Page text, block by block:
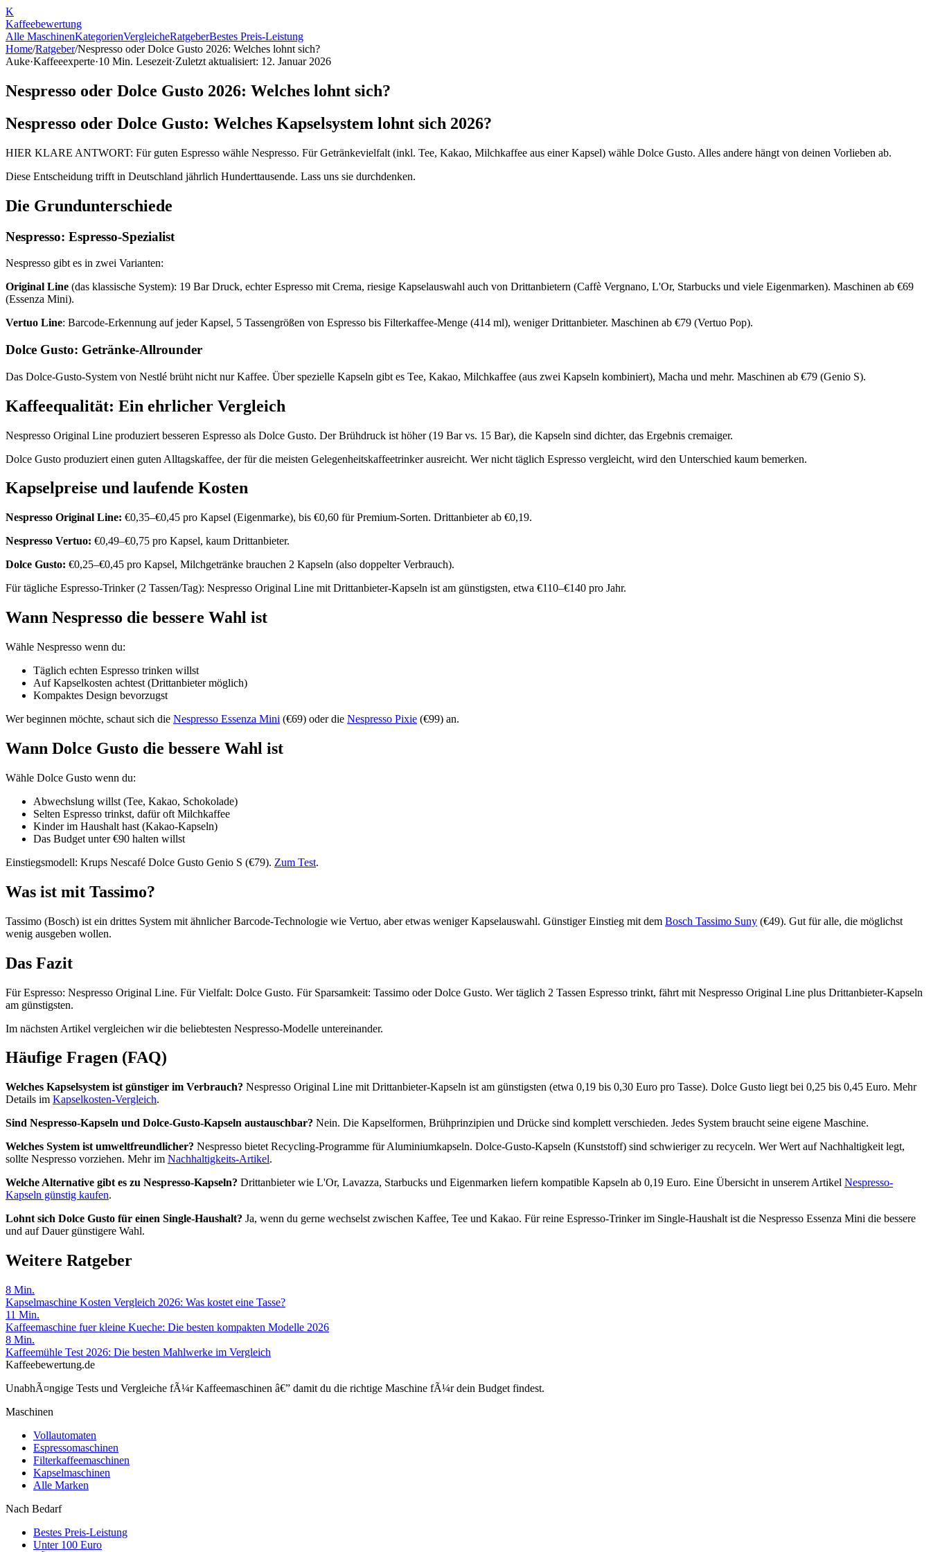
K
Kaffeebewertung
Alle MaschinenKategorienVergleicheRatgeberBestes Preis-Leistung
Home/Ratgeber/Nespresso oder Dolce Gusto 2026: Welches lohnt sich?
Auke·Kaffeeexperte·10 Min. Lesezeit·Zuletzt aktualisiert: 12. Januar 2026
Nespresso oder Dolce Gusto 2026: Welches lohnt sich?
Nespresso oder Dolce Gusto: Welches Kapselsystem lohnt sich 2026?
HIER KLARE ANTWORT: Für guten Espresso wähle Nespresso. Für Getränkevielfalt (inkl. Tee, Kakao, Milchkaffee aus einer Kapsel) wähle Dolce Gusto. Alles andere hängt von deinen Vorlieben ab.
Diese Entscheidung trifft in Deutschland jährlich Hunderttausende. Lass uns sie durchdenken.
Die Grundunterschiede
Nespresso: Espresso-Spezialist
Nespresso gibt es in zwei Varianten:
Original Line (das klassische System): 19 Bar Druck, echter Espresso mit Crema, riesige Kapselauswahl auch von Drittanbietern (Caffè Vergnano, L'Or, Starbucks und viele Eigenmarken). Maschinen ab €69
(Essenza Mini).
Vertuo Line: Barcode-Erkennung auf jeder Kapsel, 5 Tassengrößen von Espresso bis Filterkaffee-Menge (414 ml), weniger Drittanbieter. Maschinen ab €79 (Vertuo Pop).
Dolce Gusto: Getränke-Allrounder
Das Dolce-Gusto-System von Nestlé brüht nicht nur Kaffee. Über spezielle Kapseln gibt es Tee, Kakao, Milchkaffee (aus zwei Kapseln kombiniert), Macha und mehr. Maschinen ab €79 (Genio S).
Kaffeequalität: Ein ehrlicher Vergleich
Nespresso Original Line produziert besseren Espresso als Dolce Gusto. Der Brühdruck ist höher (19 Bar vs. 15 Bar), die Kapseln sind dichter, das Ergebnis cremaiger.
Dolce Gusto produziert einen guten Alltagskaffee, der für die meisten Gelegenheitskaffeetrinker ausreicht. Wer nicht täglich Espresso vergleicht, wird den Unterschied kaum bemerken.
Kapselpreise und laufende Kosten
Nespresso Original Line: €0,35–€0,45 pro Kapsel (Eigenmarke), bis €0,60 für Premium-Sorten. Drittanbieter ab €0,19.
Nespresso Vertuo: €0,49–€0,75 pro Kapsel, kaum Drittanbieter.
Dolce Gusto: €0,25–€0,45 pro Kapsel, Milchgetränke brauchen 2 Kapseln (also doppelter Verbrauch).
Für tägliche Espresso-Trinker (2 Tassen/Tag): Nespresso Original Line mit Drittanbieter-Kapseln ist am günstigsten, etwa €110–€140 pro Jahr.
Wann Nespresso die bessere Wahl ist
Wähle Nespresso wenn du:
Täglich echten Espresso trinken willst
Auf Kapselkosten achtest (Drittanbieter möglich)
Kompaktes Design bevorzugst
Wer beginnen möchte, schaut sich die Nespresso Essenza Mini (€69) oder die Nespresso Pixie (€99) an.
Wann Dolce Gusto die bessere Wahl ist
Wähle Dolce Gusto wenn du:
Abwechslung willst (Tee, Kakao, Schokolade)
Selten Espresso trinkst, dafür oft Milchkaffee
Kinder im Haushalt hast (Kakao-Kapseln)
Das Budget unter €90 halten willst
Einstiegsmodell: Krups Nescafé Dolce Gusto Genio S (€79). Zum Test.
Was ist mit Tassimo?
Tassimo (Bosch) ist ein drittes System mit ähnlicher Barcode-Technologie wie Vertuo, aber etwas weniger Kapselauswahl. Günstiger Einstieg mit dem Bosch Tassimo Suny (€49). Gut für alle, die möglichst
wenig ausgeben wollen.
Das Fazit
Für Espresso: Nespresso Original Line. Für Vielfalt: Dolce Gusto. Für Sparsamkeit: Tassimo oder Dolce Gusto. Wer täglich 2 Tassen Espresso trinkt, fährt mit Nespresso Original Line plus Drittanbieter-Kapseln
am günstigsten.
Im nächsten Artikel vergleichen wir die beliebtesten Nespresso-Modelle untereinander.
Häufige Fragen (FAQ)
Welches Kapselsystem ist günstiger im Verbrauch? Nespresso Original Line mit Drittanbieter-Kapseln ist am günstigsten (etwa 0,19 bis 0,30 Euro pro Tasse). Dolce Gusto liegt bei 0,25 bis 0,45 Euro. Mehr
Details im Kapselkosten-Vergleich.
Sind Nespresso-Kapseln und Dolce-Gusto-Kapseln austauschbar? Nein. Die Kapselformen, Brühprinzipien und Drücke sind komplett verschieden. Jedes System braucht seine eigene Maschine.
Welches System ist umweltfreundlicher? Nespresso bietet Recycling-Programme für Aluminiumkapseln. Dolce-Gusto-Kapseln (Kunststoff) sind schwieriger zu recyceln. Wer Wert auf Nachhaltigkeit legt,
sollte Nespresso vorziehen. Mehr im Nachhaltigkeits-Artikel.
Welche Alternative gibt es zu Nespresso-Kapseln? Drittanbieter wie L'Or, Lavazza, Starbucks und Eigenmarken liefern kompatible Kapseln ab 0,19 Euro. Eine Übersicht in unserem Artikel Nespresso-
Kapseln günstig kaufen.
Lohnt sich Dolce Gusto für einen Single-Haushalt? Ja, wenn du gerne wechselst zwischen Kaffee, Tee und Kakao. Für reine Espresso-Trinker im Single-Haushalt ist die Nespresso Essenza Mini die bessere
und auf Dauer günstigere Wahl.
Weitere Ratgeber
8 Min.
Kapselmaschine Kosten Vergleich 2026: Was kostet eine Tasse?
11 Min.
Kaffeemaschine fuer kleine Kueche: Die besten kompakten Modelle 2026
8 Min.
Kaffeemühle Test 2026: Die besten Mahlwerke im Vergleich
Kaffeebewertung.de
UnabhÃ¤ngige Tests und Vergleiche fÃ¼r Kaffeemaschinen â€” damit du die richtige Maschine fÃ¼r dein Budget findest.
Maschinen
Vollautomaten
Espressomaschinen
Filterkaffeemaschinen
Kapselmaschinen
Alle Marken
Nach Bedarf
Bestes Preis-Leistung
Unter 100 Euro